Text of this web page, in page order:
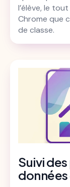
l’élève, le
Chrome que
de classe.
Suivi